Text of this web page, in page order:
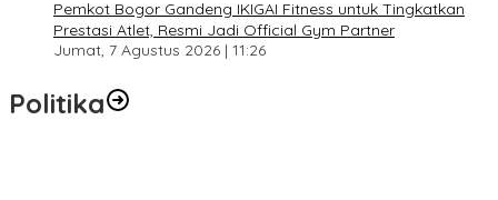
Pemkot Bogor Gandeng IKIGAI Fitness untuk Tingkatkan
Prestasi Atlet, Resmi Jadi Official Gym Partner
Jumat, 7 Agustus 2026 | 11:26
Politika